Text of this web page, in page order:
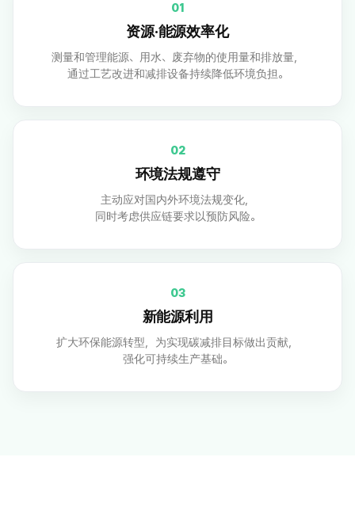
01
资源·能源效率化
测量和管理能源、用水、废弃物的使用量和排放量，
通过工艺改进和减排设备持续降低环境负担。
02
环境法规遵守
主动应对国内外环境法规变化，
同时考虑供应链要求以预防风险。
03
新能源利用
扩大环保能源转型，为实现碳减排目标做出贡献，
强化可持续生产基础。